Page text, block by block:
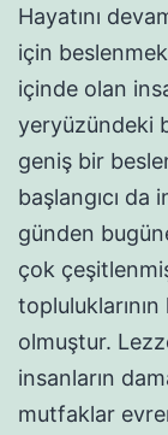
Hayatını
için
içinde olan
yeryüzündeki
geniş bir
başlangıcı da
günden
çok
olmuştur.
insanların
mutfaklar